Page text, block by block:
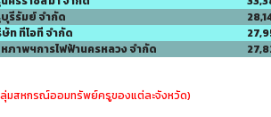
รีรัมย์ จำกัด
ทีโอที จำกัด
าพฯการไฟฟ้านครหลวง จำกัด
ลุ่มสหกรณ์ออมทรัพย์ครูของแต่ละจังหวัด)